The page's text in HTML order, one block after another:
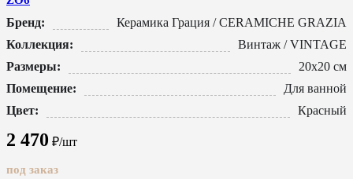
Бренд:
Керамика Грация / CERAMICHE GRAZIA
Коллекция:
Винтаж / VINTAGE
Размеры:
20x20 см
Помещение:
Для ванной
Цвет:
Красный
2 470 ₽/шт
под заказ